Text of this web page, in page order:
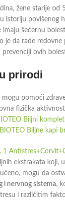
žene starije od
istoriju povišenog
imaju šećernu
da rade redovne
prevenciji ovih
prirodi
pomoći
fizička
Biljni
BIOTEO Biljne kapi
1
ekstrakata koji,
mogu da
i nervnog sistema,
i različitim